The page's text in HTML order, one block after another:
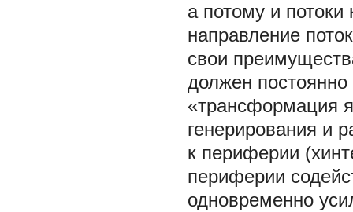
а потому и
направление
свои
должен
«трансформация
генерирования и
к периферии
периферии
одновременно